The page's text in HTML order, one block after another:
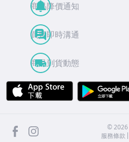
商品降價通知
買賣即時溝通
商品到貨動態
APP Store
facebook ©2026
服務條款